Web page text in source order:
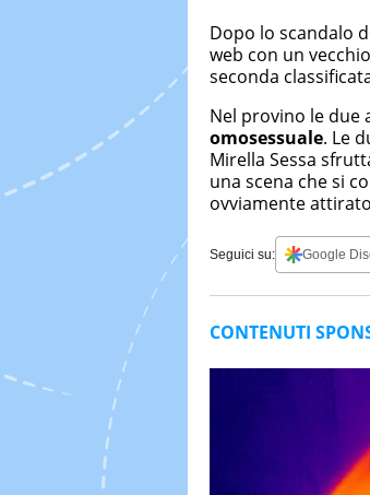
Dopo lo scandalo
web con un
seconda
Nel provino le due
omosessuale. Le
Mirella Sessa
una scena che si
ovviamente
Seguici su: Google